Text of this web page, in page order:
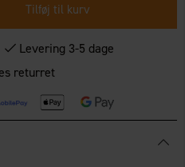
Tilføj til kurv
Levering 3-5 dage
returret